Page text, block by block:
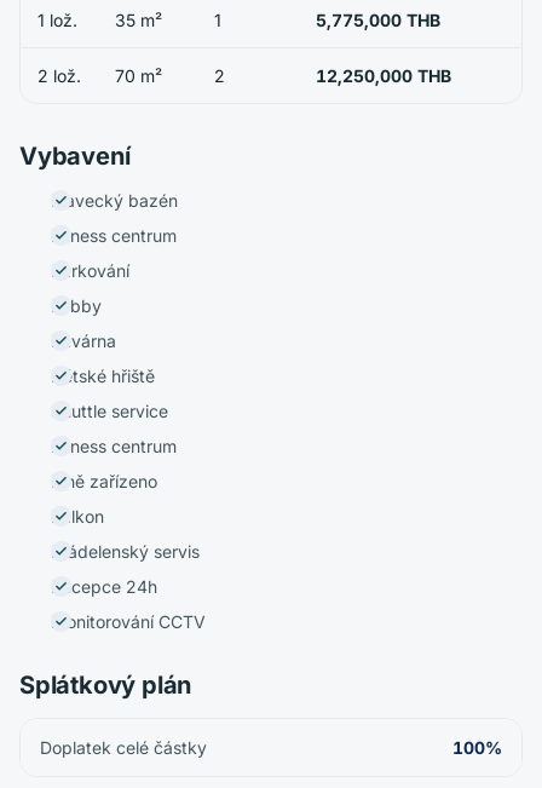
1 lož. 35 m² 1 5,775,000 THB
2 lož. 70 m² 2 12,250,000 THB
Vybavení
Plavecký bazén
Fitness centrum
Parkování
Lobby
Kavárna
Dětské hřiště
Shuttle service
Fitness centrum
Plně zařízeno
Balkon
Prádelenský servis
Recepce 24h
Monitorování CCTV
Splátkový plán
Doplatek celé částky 100%